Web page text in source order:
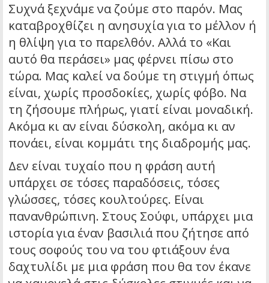
Συχνά ξεχνάμε να ζούμε στο παρόν. Μας
καταβροχθίζει η ανησυχία για το μέλλον ή
η θλίψη για το παρελθόν. Αλλά το «Και
αυτό θα περάσει» μας φέρνει πίσω στο
τώρα. Μας καλεί να δούμε τη στιγμή όπως
είναι, χωρίς προσδοκίες, χωρίς φόβο. Να
τη ζήσουμε πλήρως, γιατί είναι μοναδική.
Ακόμα κι αν είναι δύσκολη, ακόμα κι αν
πονάει, είναι κομμάτι της διαδρομής μας.
Δεν είναι τυχαίο που η φράση αυτή
υπάρχει σε τόσες παραδόσεις, τόσες
γλώσσες, τόσες κουλτούρες. Είναι
πανανθρώπινη. Στους Σούφι, υπάρχει μια
ιστορία για έναν βασιλιά που ζήτησε από
τους σοφούς του να του φτιάξουν ένα
δαχτυλίδι με μια φράση που θα τον έκανε